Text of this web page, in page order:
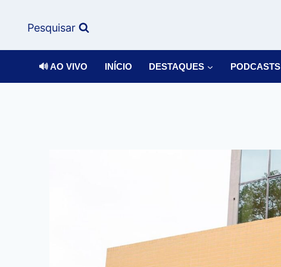
Pesquisar
🔊 AO VIVO INÍCIO DESTAQUES PODCASTS